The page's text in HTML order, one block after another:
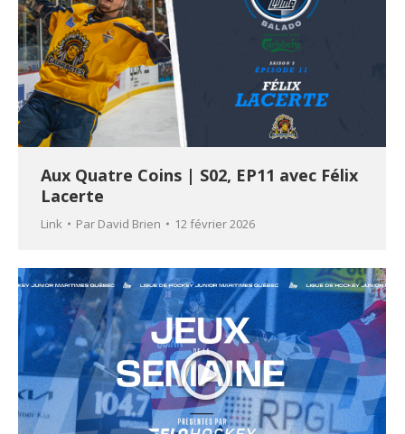
Aux Quatre Coins | S02, EP11 avec Félix
Lacerte
Link Par David Brien 12 février 2026